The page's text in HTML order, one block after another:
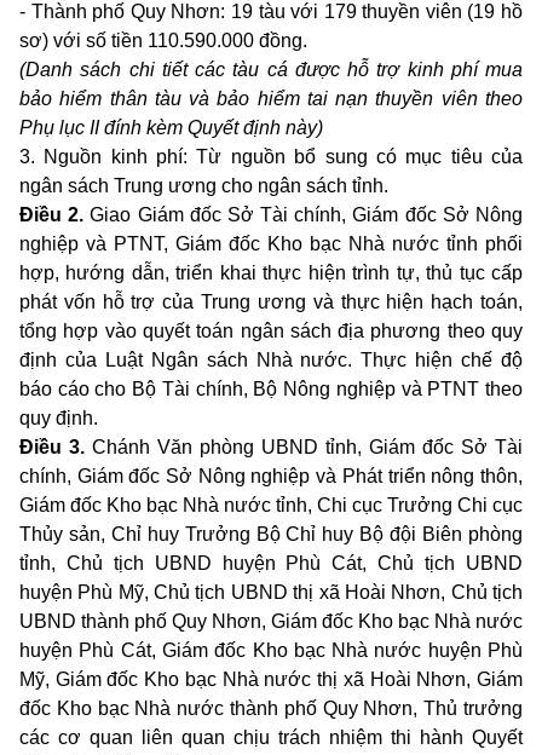
- Thành phố Quy Nhơn: 19 tàu với 179thuyền viên (19 hồ
sơ) với số tiền 110.590.000 đồng.
(Danhsách chi tiết các tàu cá được hỗ trợ kinh phí mua
bảo hiểm thân tàu và bảo hiểm tainạn thuyền viêntheo
Phụ lục IIđính kèm Quyết định này)
3. Nguồn kinh phí: Từ nguồn bổ sung có mục tiêu của
ngân sách Trung ương cho ngân sách tỉnh.
Điều2.Giao Giám đốc Sở Tài chính, Giám đốc Sở Nông
nghiệp và PTNT, Giám đốc Kho bạc Nhà nước tỉnh phối
hợp, hướng dẫn, triển khaithực hiện trình tự, thủ tục cấp
phát vốn hỗ trợ củaTrung ương và thực hiện hạch toán,
tổng hợp vào quyết toán ngân sách địa phương theo quy
định của Luật Ngân sách Nhà nước. Thực hiện chế độ
báo cáocho Bộ Tài chính, Bộ Nông nghiệp và PTNT theo
quy định.
Điều 3. Chánh Văn phòng UBND tỉnh, Giám đốc Sở Tài
chính, Giám đốc Sở Nông nghiệp và Phát triển nông thôn,
Giám đốc Kho bạc Nhà nước tỉnh, Chi cục Trưởng Chi cục
Thủy sản, Chỉ huy Trưởng Bộ Chỉ huy Bộ đội Biên phòng
tỉnh, Chủ tịch UBND huyện Phù Cát, Chủ tịch UBND
huyện Phù Mỹ, Chủ tịch UBNDthị xã Hoài Nhơn, Chủ tịch
UBND thành phố Quy Nhơn, Giám đốc Kho bạc Nhà nước
huyện Phù Cát, Giám đốc Kho bạc Nhà nước huyện Phù
Mỹ, Giám đốc Kho bạc Nhà nước thị xã Hoài Nhơn, Giám
đốc Kho bạc Nhà nước thành phố Quy Nhơn, Thủ trưởng
các cơ quan liên quan chịu trách nhiệm thi hành Quyết